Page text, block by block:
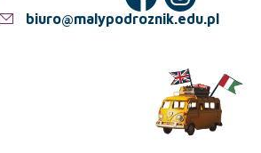
biuro@malypodroznik.edu.pl